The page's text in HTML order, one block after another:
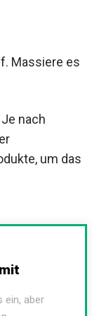
Massiere
nach
um
aber